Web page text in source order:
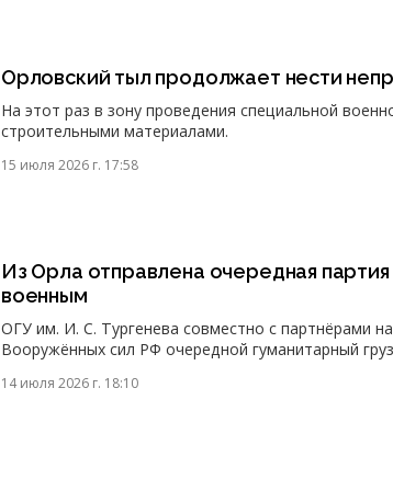
Орловский тыл продолжает нести
На этот раз в зону проведения специальной
строительными материалами.
15 июля 2026 г. 17:58
Из Орла отправлена очередная
военным
ОГУ им. И. С. Тургенева совместно с партнёрами
Вооружённых сил РФ очередной гуманитарный
14 июля 2026 г. 18:10